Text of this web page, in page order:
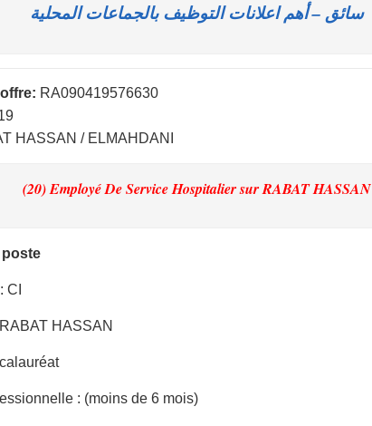
سائق – أهم اعلانات التوظيف بالجماعات المحلية
RA090419576630
HASSAN / ELMAHDANI
(20) Employé De Service Hospitaliersur RABAT HASSAN
CI
RABAT HASSAN
: (moins de 6 mois)